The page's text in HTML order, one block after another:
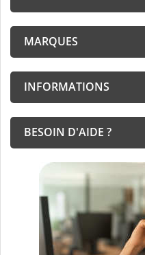
MARQUES
INFORMATIONS
BESOIN D'AIDE ?